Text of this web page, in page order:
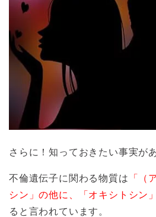
さらに！知っておきたい事実が
不倫遺伝子に関わる物質は 「（
シン」の他に、「オキシトシン
ると言われています。